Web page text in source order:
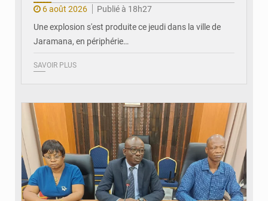
6 août 2026
Publié à 18h27
Une explosion s'est produite ce jeudi dans la ville de
Jaramana, en périphérie…
SAVOIR PLUS